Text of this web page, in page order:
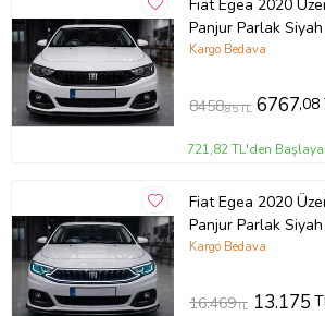
Fiat Egea 2020
Panjur Parlak Siyah
HB Uyumlu
Kargo Bedava
8458,85 TL 6767,08
721,82 TL'den
Fiat Egea 2020
Panjur Parlak
HB Uyumlu
Kargo Bedava
16.469TL 13.175